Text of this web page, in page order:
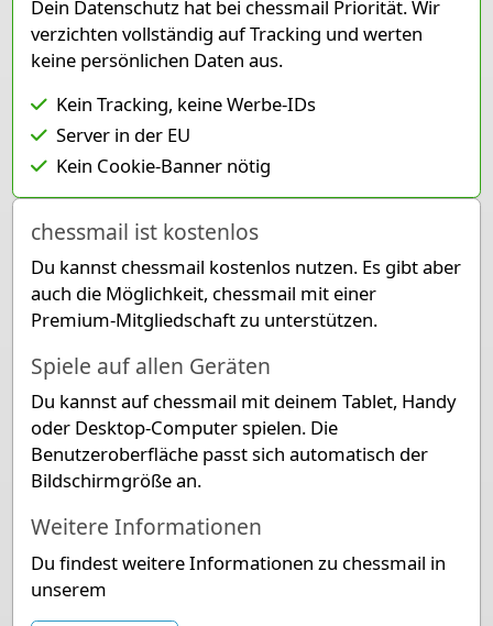
8
7
5
Pawn Black
4
Pawn White
3
Knight White
2
1
Pieces lists
Pieces White
King f2
Knight c3
Pieces Black
King f5
Rook c4 Pawn g4 Pawn a5
Dein Datenschutz hat bei chessmail Priorität. Wir
verzichten vollständig auf Tracking und werten
keine persönlichen Daten aus.
Kein Tracking, keine Werbe-IDs
Server in der EU
Kein Cookie-Banner nötig
chessmail ist kostenlos
Du kannst chessmail kostenlos nutzen. Es gibt aber
auch die Möglichkeit, chessmail mit einer
Premium-Mitgliedschaft zu unterstützen.
Spiele auf allen Geräten
Du kannst auf chessmail mit deinem Tablet, Handy
oder Desktop-Computer spielen. Die
Benutzeroberfläche passt sich automatisch der
Bildschirmgröße an.
Weitere Informationen
Du findest weitere Informationen zu chessmail in
unserem